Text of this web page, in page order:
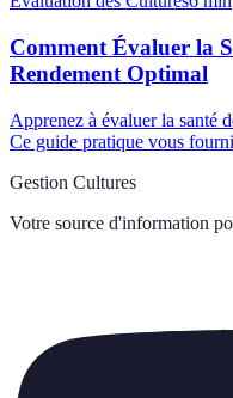
Comment Évaluer la
Rendement Optimal
Apprenez à évaluer la santé
Ce guide pratique vous
Gestion Cultures
Votre source d'information